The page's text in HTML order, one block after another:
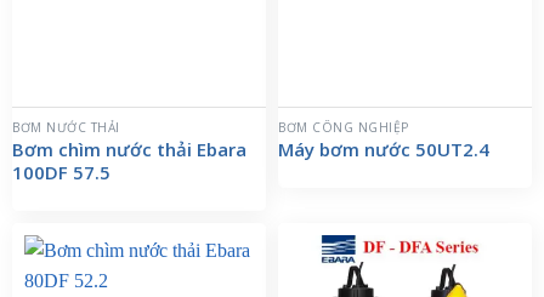
BƠM NƯỚC THẢI
Bơm chìm nước thải Ebara
100DF 57.5
BƠM CÔNG NGHIỆP
Máy bơm nước 50UT2.4